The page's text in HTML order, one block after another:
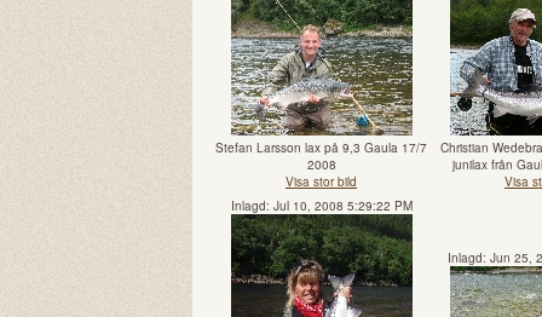
Stefan Larsson lax på 9,3 Gaula 17/7
2008
Visa stor bild
Christian
junilax från
Visa
Inlagd: Jul 10, 2008 5:29:22 PM
Inlagd: Jun 25,